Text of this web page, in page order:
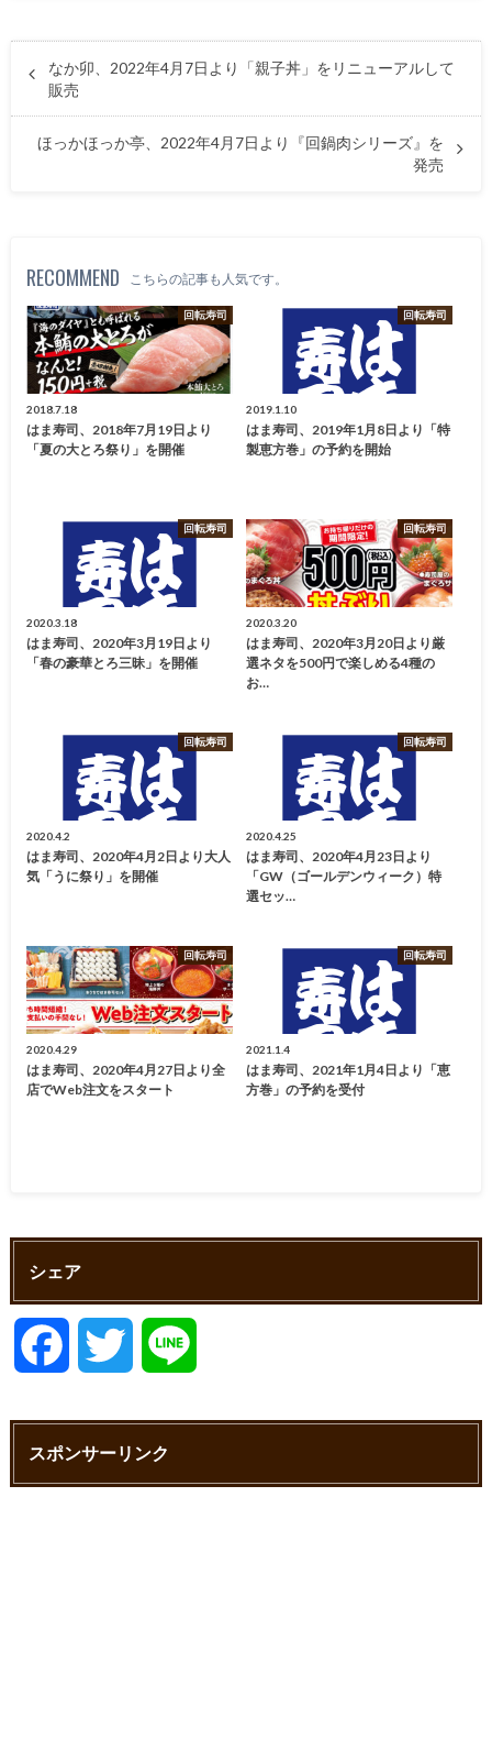
なか卯、2022年4月7日より「親子丼」をリニューアルして
販売
ほっかほっか亭、2022年4月7日より『回鍋肉シリーズ』を
発売
RECOMMEND こちらの記事も人気です。
回転寿司
2018.7.18
はま寿司、2018年7月19日より
「夏の大とろ祭り」を開催
回転寿司
2019.1.10
はま寿司、2019年1月8日より「特
製恵方巻」の予約を開始
回転寿司
2020.3.18
はま寿司、2020年3月19日より
「春の豪華とろ三昧」を開催
回転寿司
2020.3.20
はま寿司、2020年3月20日より厳
選ネタを500円で楽しめる4種の
お…
回転寿司
2020.4.2
はま寿司、2020年4月2日より大人
気「うに祭り」を開催
回転寿司
2020.4.25
はま寿司、2020年4月23日より
「GW（ゴールデンウィーク）特
選セッ…
回転寿司
2020.4.29
はま寿司、2020年4月27日より全
店でWeb注文をスタート
回転寿司
2021.1.4
はま寿司、2021年1月4日より「恵
方巻」の予約を受付
シェア
c i
スポンサーリンク